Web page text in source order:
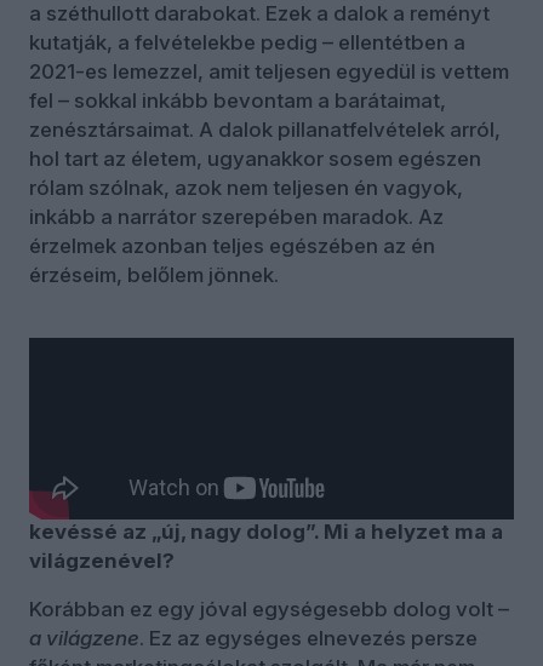
a széthullott darabokat. Ezek a dalok a reményt
kutatják, a felvételekbe pedig – ellentétben a
2021-es lemezzel, amit teljesen egyedül is vettem
fel – sokkal inkább bevontam a barátaimat,
zenésztársaimat. A dalok pillanatfelvételek arról,
hol tart az életem, ugyanakkor sosem egészen
rólam szólnak, azok nem teljesen én vagyok,
inkább a narrátor szerepében maradok. Az
érzelmek azonban teljes egészében az én
érzéseim, belőlem jönnek.
itt van velünk természetesen, de
betagozódott a könnyűzene világába, már
kevéssé az „új, nagy dolog”. Mi a helyzet ma a
világzenével?
Korábban ez egy jóval egységesebb dolog volt –
a világzene. Ez az egységes elnevezés persze